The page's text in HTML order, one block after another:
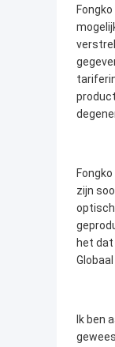
zijn
het
Ik ben